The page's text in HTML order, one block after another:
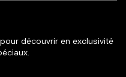
découvrir en exclusivité